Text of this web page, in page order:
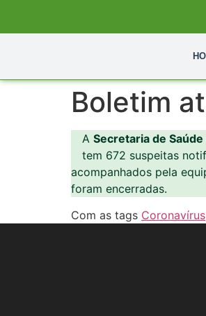
Boletim
A Secretaria de
tem 672 suspeitas
acompanhados pela
foram encerradas.
Com as tags Coronavírus